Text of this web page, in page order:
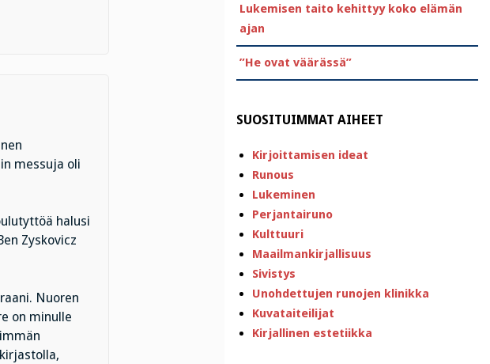
messuja oli
halusi
Zyskovicz
Nuoren
on minulle
Lukemisen taito kehittyy koko elämän
ajan
”He ovat väärässä”
SUOSITUIMMAT AIHEET
Kirjoittamisen ideat
Runous
Lukeminen
Perjantairuno
Kulttuuri
Maailmankirjallisuus
Sivistys
Unohdettujen runojen klinikka
Kuvataiteilijat
Kirjallinen estetiikka